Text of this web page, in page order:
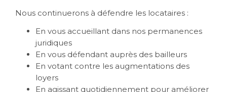
Nous continuerons à défendre les locataires :
En vous accueillant dans nos permanences
juridiques
En vous défendant auprès des bailleurs
En votant contre les augmentations des
loyers
En agissant quotidiennement pour améliorer